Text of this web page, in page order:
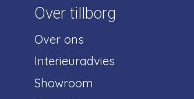
Over tillborg
Over ons
Interieuradvies
Showroom